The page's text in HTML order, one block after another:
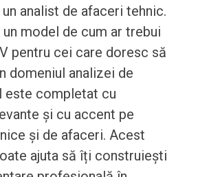
analist de afaceri tehnic.
model de cum ar trebui
pentru cei care doresc să
domeniul analizei de
este completat cu
și cu accent pe
și de afaceri. Acest
ajuta să îți construiești